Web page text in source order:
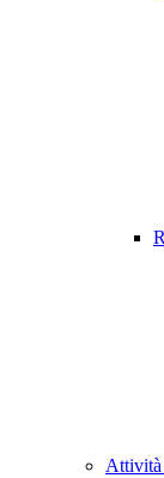
Attività